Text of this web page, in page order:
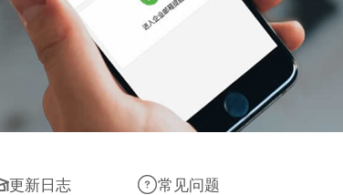
更新日志 常见问题